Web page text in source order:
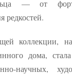
— от
редкостей.
коллекции,
дома,
научных,